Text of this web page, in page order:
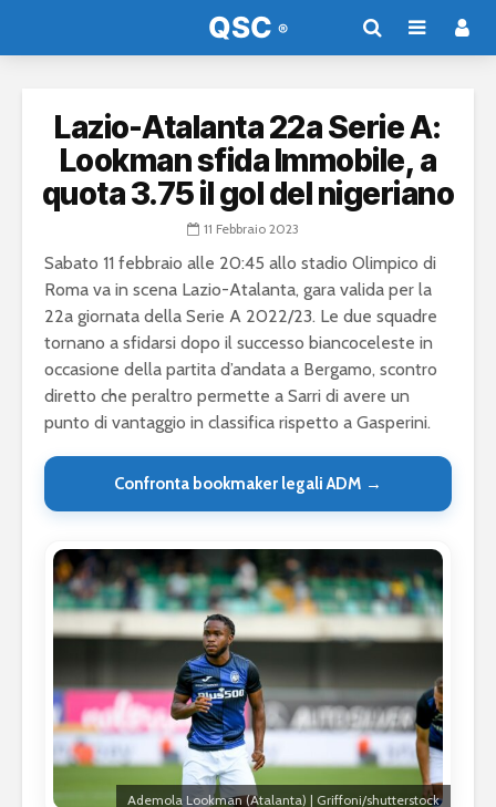
Lazio-Atalanta 22a Serie A:
Lookman sfida Immobile, a
quota 3.75 il gol del nigeriano
11 Febbraio 2023
Sabato 11 febbraio alle 20:45 allo stadio Olimpico di
Roma va in scena Lazio-Atalanta, gara valida per la
22a giornata della Serie A 2022/23. Le due squadre
tornano a sfidarsi dopo il successo biancoceleste in
occasione della partita d’andata a Bergamo, scontro
diretto che peraltro permette a Sarri di avere un
punto di vantaggio in classifica rispetto a Gasperini.
Confronta bookmaker legali ADM →
Ademola Lookman (Atalanta) | Griffoni/shutterstock